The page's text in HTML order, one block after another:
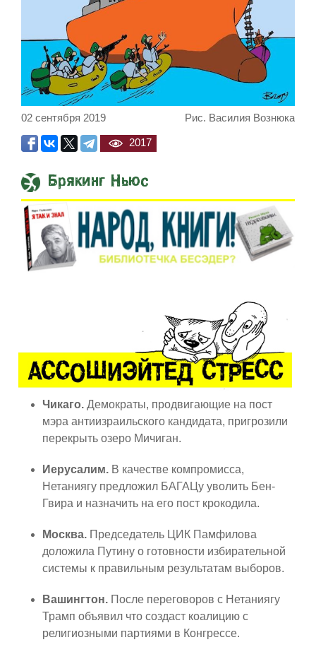
Рис. Василия Вознюка
02 сентября 2019
2017
Брякинг Ньюс
Встреча Нетаниягу и Трампа
Чикаго. Демократы, продвигающие на пост
мэра антиизраильского кандидата, пригрозили
перекрыть озеро Мичиган.
Иерусалим. В качестве компромисса,
Нетаниягу предложил БАГАЦу уволить Бен-
Гвира и назначить на его пост крокодила.
Москва. Председатель ЦИК Памфилова
доложила Путину о готовности избирательной
системы к правильным результатам выборов.
Вашингтон. После переговоров с Нетаниягу
Трамп объявил что создаст коалицию с
религиозными партиями в Конгрессе.